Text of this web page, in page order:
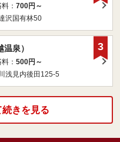
： 700円～
沢国有林50
泉）
： 500円～
浅見内後田125-5
3
きを見る